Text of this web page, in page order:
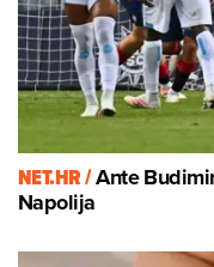
NET.HR /Ante
Napolija